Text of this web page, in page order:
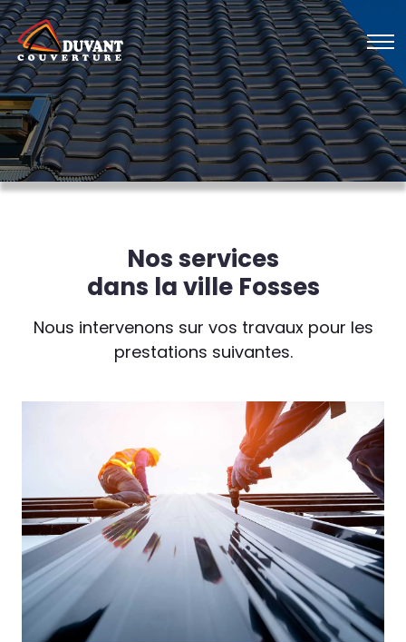
Nos services
dans la ville Fosses
Nous intervenons sur vos travaux pour les
prestations suivantes.